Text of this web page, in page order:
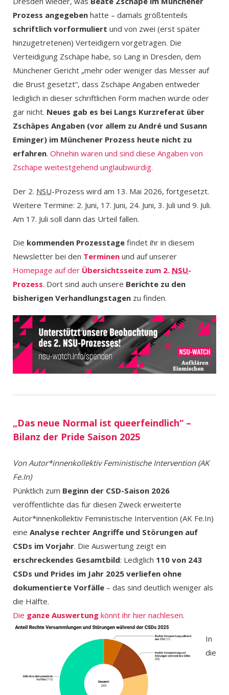
Prozess angegeben hatte – damals größtenteils
schriftlich vorformuliert und von zwei (erst später
hinzugetretenen) Verteidigern vorgetragen. Die
Verteidigung Zschäpe habe, so Lang in Dresden, dem
Münchener Gericht „mehr oder weniger das Messer auf
die Brust gesetzt“, dass Zschäpe Angaben entweder
lediglich in dieser schriftlichen Form machen würde oder
gar nicht. Neues gab es bei Langs Kurzreferat über
Zschäpes Angaben (vor allem zu André und Susann
Eminger) im Münchener Prozess heute nicht zu
erfahren. Ohnehin waren und sind diese Angaben von
Zschäpe weitestgehend unglaubwürdig.
Der 2. NSU-Prozess wird am 13. Mai 2026, fortgesetzt.
Weitere Termine: 2. Juni, 17. Juni, 24. Juni, 3. Juli und 9. Juli.
Am 17. Juli soll dann das Urteil fallen.
Die kommenden Prozesstage findet ihr in diesem
Newsletter bei den Terminen und auf unserer
Homepage auf der Übersichtsseite zum 2. NSU-
Prozess. Dort sind auch unsere Berichte zu den
bisherigen Verhandlungstagen zu finden.
„Das neue Normal ist queerfeindlich“ –
Bilanz der Pride Saison 2025
Von Autor*innenkollektiv Feministische Intervention (AK
Fe.In)
Pünktlich zum Beginn der CSD-Saison 2026
veröffentlichte das für diesen Zweck erweiterte
Autor*innenkollektiv Feministische Intervention (AK Fe.In)
eine Analyse rechter Angriffe und Störungen auf
CSDs im Vorjahr. Die Auswertung zeigt ein
erschreckendes Gesamtbild: Lediglich 110 von 243
CSDs und Prides im Jahr 2025 verliefen ohne
dokumentierte Vorfälle – das sind deutlich weniger als
die Hälfte.
Die ganze Auswertung könnt ihr hier nachlesen.
In
die